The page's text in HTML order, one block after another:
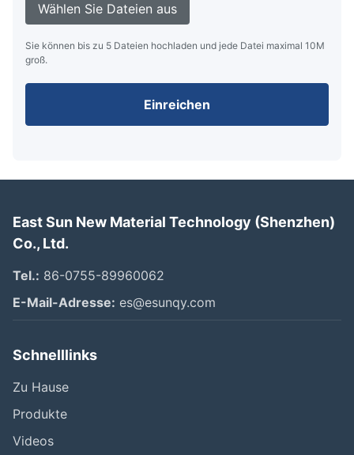
Wählen Sie Dateien aus
Sie können bis zu 5 Dateien hochladen und jede Datei maximal 10M
groß.
Einreichen
East Sun New Material Technology (Shenzhen)
Co., Ltd.
Tel.: 86-0755-89960062
E-Mail-Adresse: es@esunqy.com
Schnelllinks
Zu Hause
Produkte
Videos